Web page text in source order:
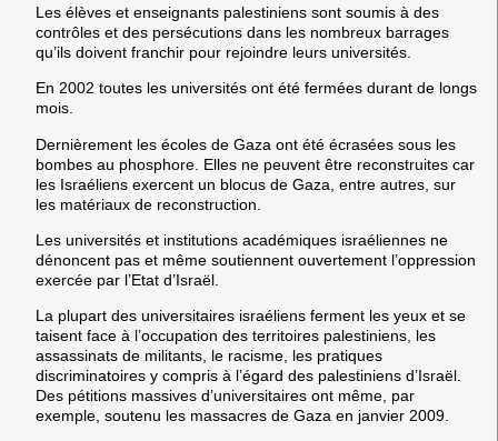
Les élèves et enseignants palestiniens sont soumis à des
contrôles et des persécutions dans les nombreux barrages
qu’ils doivent franchir pour rejoindre leurs universités.
En 2002 toutes les universités ont été fermées durant de longs
mois.
Dernièrement les écoles de Gaza ont été écrasées sous les
bombes au phosphore. Elles ne peuvent être reconstruites car
les Israéliens exercent un blocus de Gaza, entre autres, sur
les matériaux de reconstruction.
Les universités et institutions académiques israéliennes ne
dénoncent pas et même soutiennent ouvertement l’oppression
exercée par l’Etat d’Israël.
La plupart des universitaires israéliens ferment les yeux et se
taisent face à l’occupation des territoires palestiniens, les
assassinats de militants, le racisme, les pratiques
discriminatoires y compris à l’égard des palestiniens d’Israël.
Des pétitions massives d’universitaires ont même, par
exemple, soutenu les massacres de Gaza en janvier 2009.